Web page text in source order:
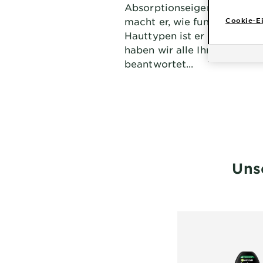
Absorptionseigenschaften -
macht er, wie funktioniert
Hauttypen ist er am besten
haben wir alle Ihre
beantwortet...
Cookie-